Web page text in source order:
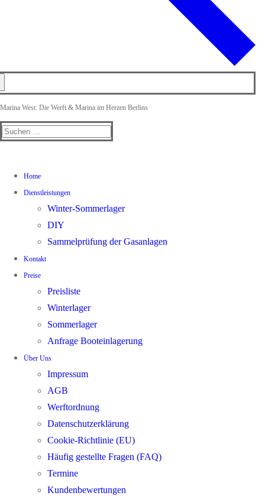
Marina West: Die Werft & Marina im Herzen Berlins
Suchen
Home
Dienstleistungen
Winter-Sommerlager
DIY
Sammelprüfung der Gasanlagen
Kontakt
Preise
Preisliste
Winterlager
Sommerlager
Anfrage Booteinlagerung
Über Uns
Impressum
AGB
Werftordnung
Datenschutzerklärung
Cookie-Richtlinie (EU)
Häufig gestellte Fragen (FAQ)
Termine
Kundenbewertungen